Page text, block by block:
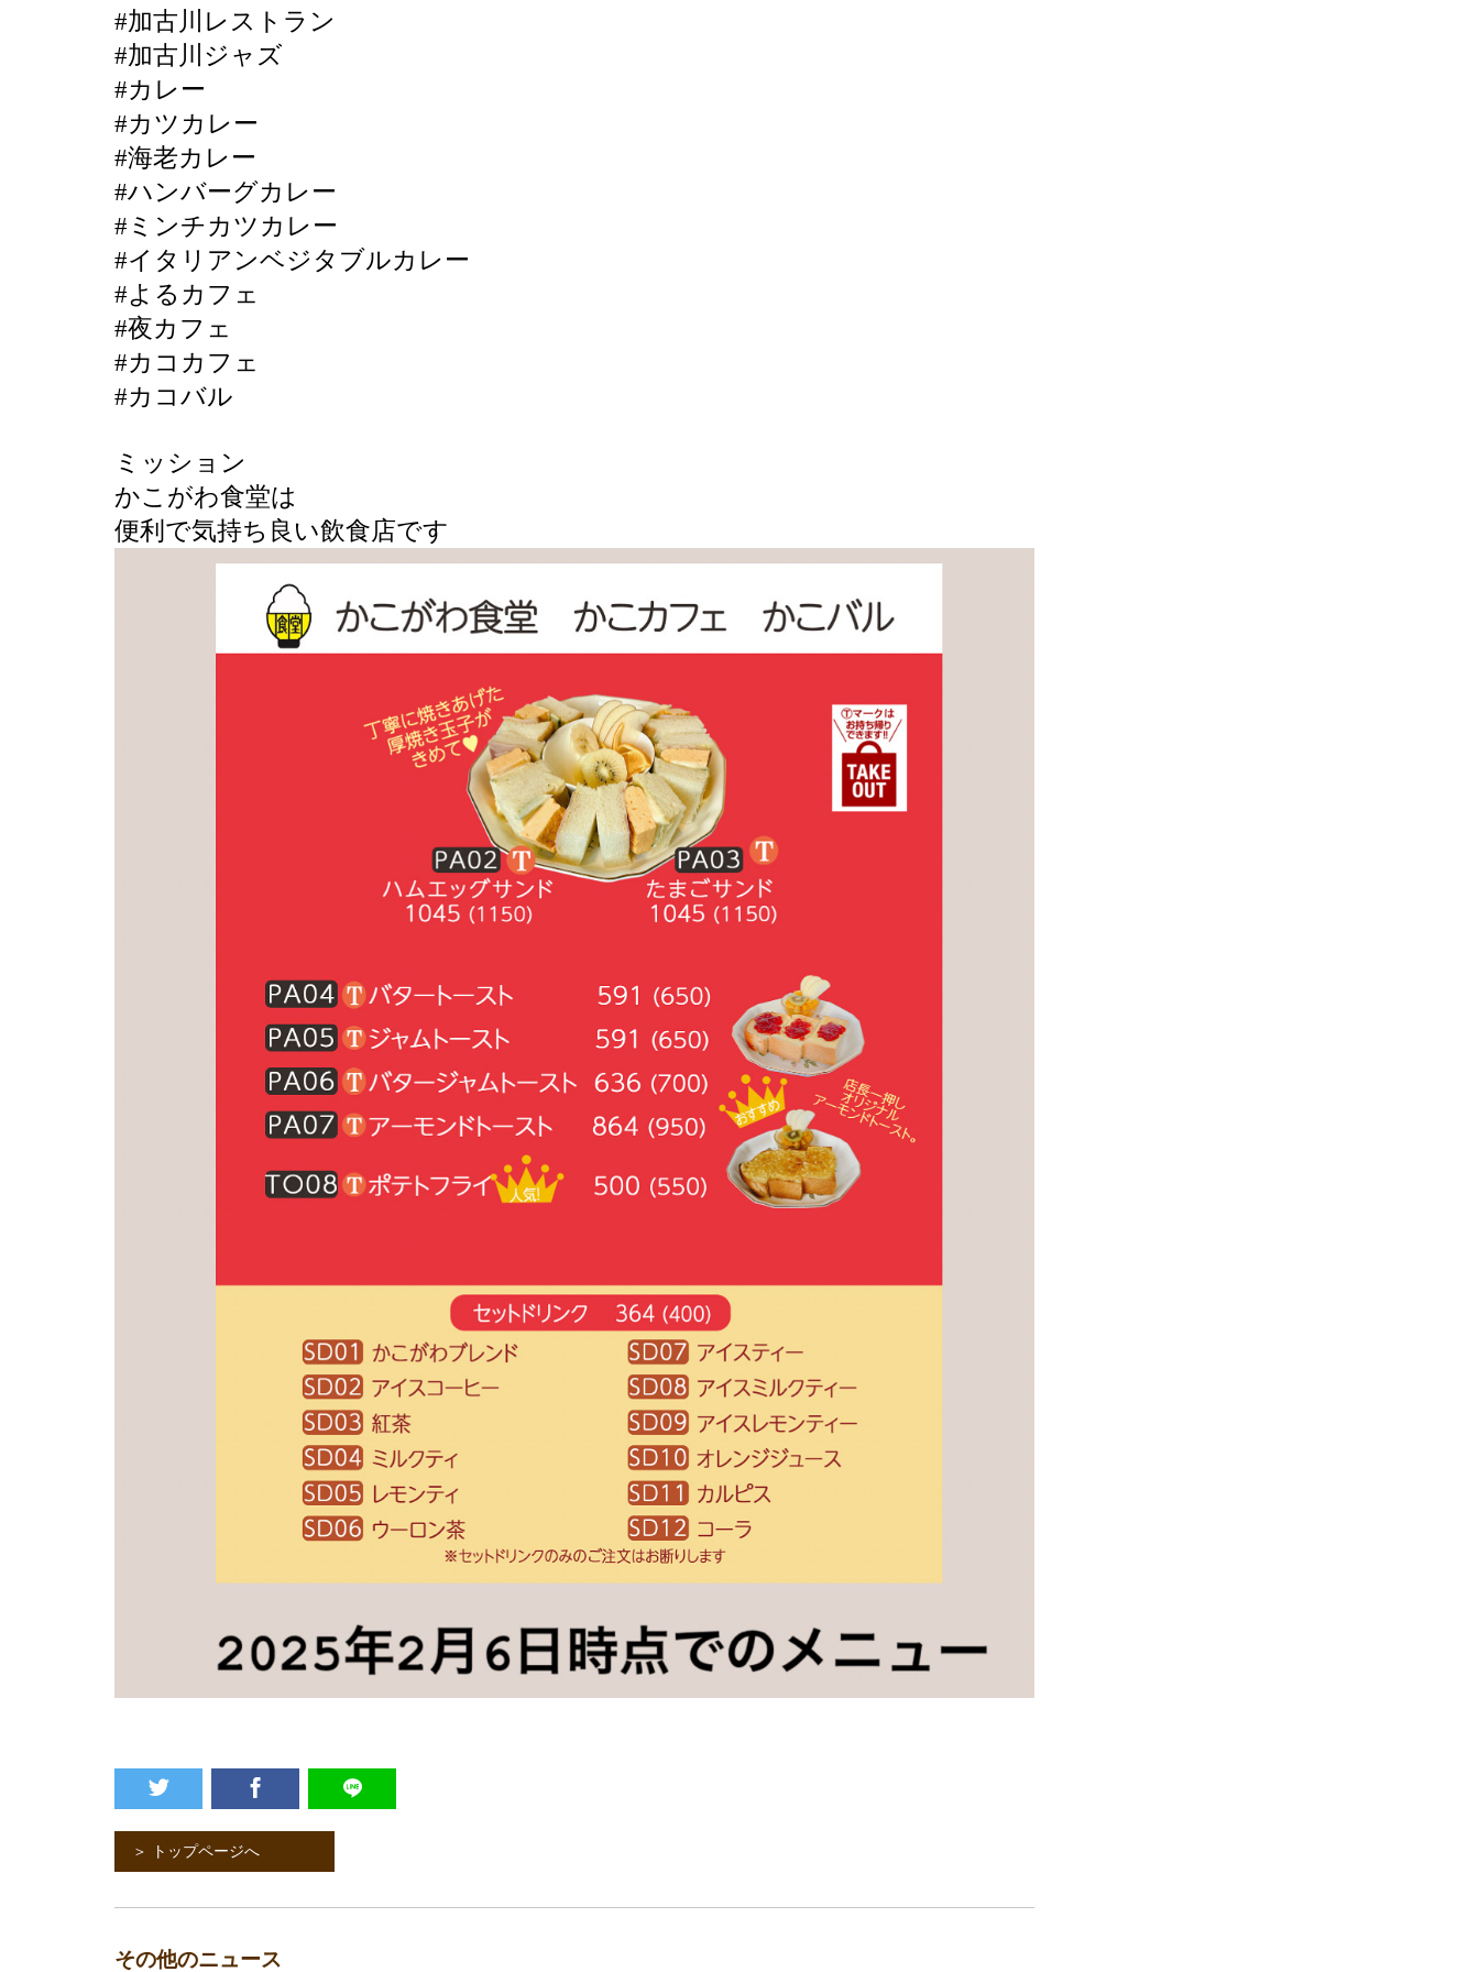
#加古川レストラン
#加古川ジャズ
#カレー
#カツカレー
#海老カレー
#ハンバーグカレー
#ミンチカツカレー
#イタリアンベジタブルカレー
#よるカフェ
#夜カフェ
#カコカフェ
#カコバル
ミッション
かこがわ食堂は
便利で気持ち良い飲食店です
＞ トップページへ
その他のニュース